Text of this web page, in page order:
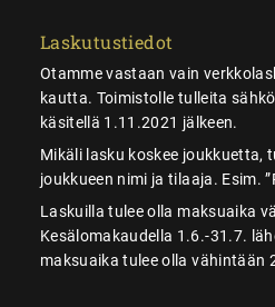
Laskutustiedot
Otamme vastaan vain
kautta. Toimistolle tulleita
käsitellä 1.11.2021 jälkeen.
Mikäli lasku koskee joukkuetta,
joukkueen nimi ja tilaaja. Esim.
Laskuilla tulee olla maksuaika
Kesälomakaudella 1.6.-31.7.
maksuaika tulee olla vähintään